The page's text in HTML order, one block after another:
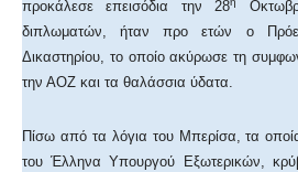
προκάλεσε επεισόδια την 28
διπλωματών, ήταν προ ετών ο
Δικαστηρίου, το οποίο ακύρωσε τη
την ΑΟΖ και τα θαλάσσια ύδατα.
Πίσω από τα λόγια του Μπερίσα, τα
του Έλληνα Υπουργού Εξωτερικών,